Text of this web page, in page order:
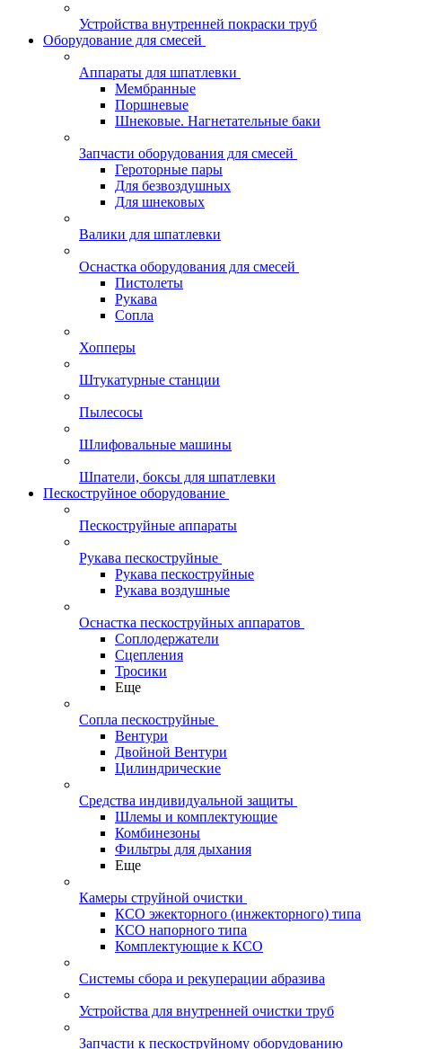
Устройства внутренней покраски труб
Оборудование для смесей
Аппараты для шпатлевки
Мембранные
Поршневые
Шнековые. Нагнетательные баки
Запчасти оборудования для смесей
Героторные пары
Для безвоздушных
Для шнековых
Валики для шпатлевки
Оснастка оборудования для смесей
Пистолеты
Рукава
Сопла
Хопперы
Штукатурные станции
Пылесосы
Шлифовальные машины
Шпатели, боксы для шпатлевки
Пескоструйное оборудование
Пескоструйные аппараты
Рукава пескоструйные
Рукава пескоструйные
Рукава воздушные
Оснастка пескоструйных аппаратов
Соплодержатели
Сцепления
Тросики
Еще
Сопла пескоструйные
Вентури
Двойной Вентури
Цилиндрические
Средства индивидуальной защиты
Шлемы и комплектующие
Комбинезоны
Фильтры для дыхания
Еще
Камеры струйной очистки
КСО эжекторного (инжекторного) типа
КСО напорного типа
Комплектующие к КСО
Системы сбора и рекуперации абразива
Устройства для внутренней очистки труб
Запчасти к пескоструйному оборудованию